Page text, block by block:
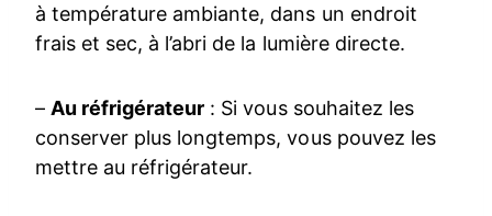
à température ambiante, dans un endroit
frais et sec, à l’abri de la lumière directe.
– Au réfrigérateur : Si vous souhaitez les
conserver plus longtemps, vous pouvez les
mettre au réfrigérateur.